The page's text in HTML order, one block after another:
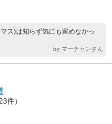
ス)は知らず気にも留めなかっ
by マーチャンさん
件）